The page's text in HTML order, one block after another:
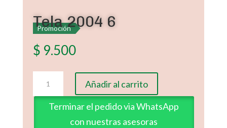
Promoción
Tela 2004 6
$ 9.500
2004
6
cantidad
Añadir al carrito
Terminar el pedido via WhatsApp
con nuestras asesoras